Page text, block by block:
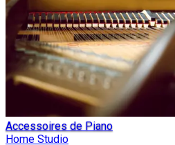
Accessoires de Piano
Home Studio